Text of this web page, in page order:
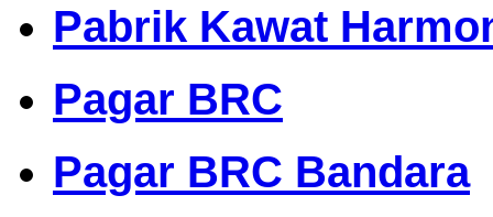
Pabrik Kawat
Pagar BRC
Pagar BRC Bandara